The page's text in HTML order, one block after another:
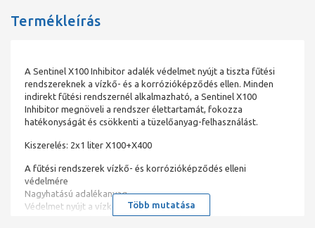
Termékleírás
A Sentinel X100 Inhibitor adalék védelmet nyújt a tiszta fűtési
rendszereknek a vízkő- és a korrózióképződés ellen. Minden
indirekt fűtési rendszernél alkalmazható, a Sentinel X100
Inhibitor megnöveli a rendszer élettartamát, fokozza
hatékonyságát és csökkenti a tüzelőanyag-felhasználást.
Kiszerelés: 2x1 liter X100+X400
A fűtési rendszerek vízkő- és korrózióképződés elleni
védelmére
Nagyhatású adalékanyag
Védelmet nyújt a vízkő- és korrózió ellen
A brit Energiatakarékossági Hivatal (EST) ajánlásával
Több mutatása